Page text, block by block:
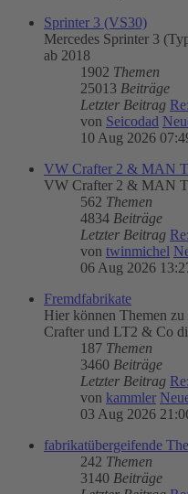
Sprinter 3 (VS30)
Mercedes Sprinter 3
ab 2018
1902 Themen
25013 Beiträge
Letzter Beitrag
von Seicodad
10 Aug 2026
VW Crafter 2 & MAN
VW Crafter 2 & MAN
562 Themen
4834 Beiträge
Letzter Beitrag
von twinmichel
06 Aug 2026
Fremdfabrikate
Hier können Themen
Crafter und LT2 & Co
187 Themen
3460 Beiträge
Letzter Beitrag
von kammler
03 Aug 2026
fabrikatübergeifende
242 Themen
3140 Beiträge